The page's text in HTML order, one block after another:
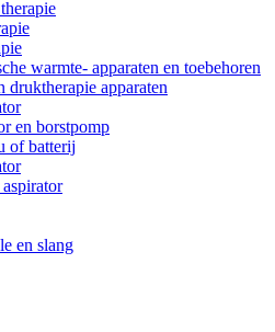
warmte- apparaten en toebehoren
druktherapie apparaten
en borstpomp
of batterij
en slang